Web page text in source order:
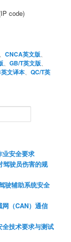
code)
、CNCA英文版
、GB/T英文版
文译本 、QC/T英
业安全要求
驾驶员伤害的规
驶辅助系统安全
（CAN）通信
技术要求与测试